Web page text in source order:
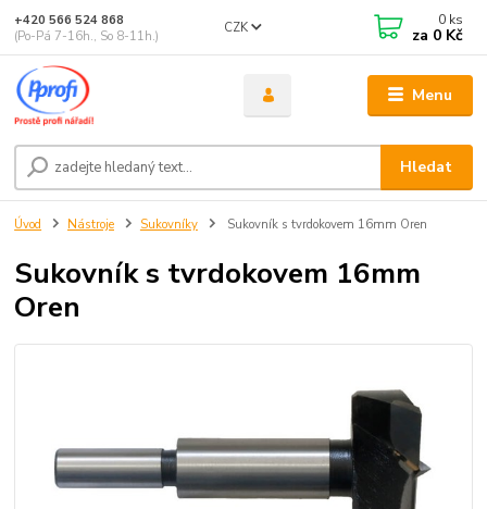
Menu
CZK
Hledat
+420 566 524 868
(Po-Pá 7-16h., So 8-11h.)
0 ks
za 0 Kč
Úvod Nástroje Sukovníky Sukovník s tvrdokovem 16mm Oren
Sukovník s tvrdokovem 16mm
Oren